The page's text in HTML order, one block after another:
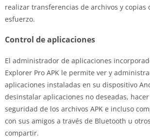
realizar transferencias de archivos y copias
esfuerzo.
Control de aplicaciones
El administrador de aplicaciones
Explorer Pro APK le permite ver y
aplicaciones instaladas en su dispositivo
desinstalar aplicaciones no deseadas,
seguridad de los archivos APK e incluso
con sus amigos a través de Bluetooth u
compartir.